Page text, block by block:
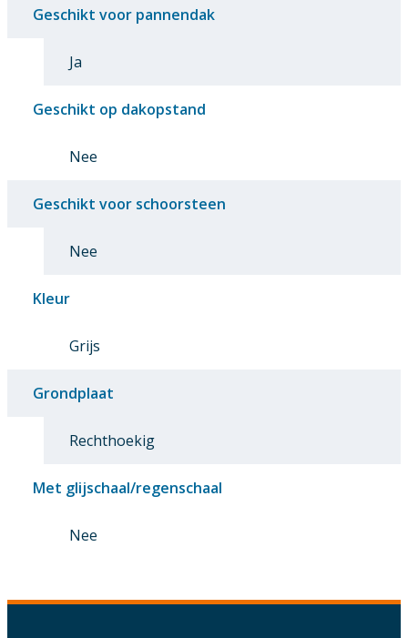
Geschikt voor pannendak
Ja
Geschikt op dakopstand
Nee
Geschikt voor schoorsteen
Nee
Kleur
Grijs
Grondplaat
Rechthoekig
Met glijschaal/regenschaal
Nee